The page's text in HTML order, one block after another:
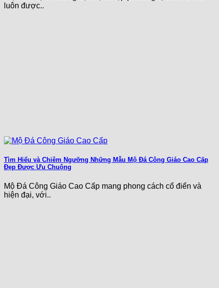
luôn được..
Tìm Hiểu và Chiêm Ngưỡng Những Mẫu Mộ Đá Công Giáo Cao Cấp
Đẹp Được Ưu Chuộng
Mộ Đá Công Giáo Cao Cấp mang phong cách cổ điển và
hiện đại, với..